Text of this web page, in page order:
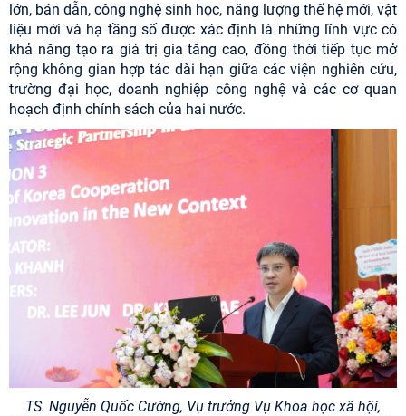
lớn, bán dẫn, công nghệ sinh học, năng lượng thế hệ mới, vật
liệu mới và hạ tầng số được xác định là những lĩnh vực có
khả năng tạo ra giá trị gia tăng cao, đồng thời tiếp tục mở
rộng không gian hợp tác dài hạn giữa các viện nghiên cứu,
trường đại học, doanh nghiệp công nghệ và các cơ quan
hoạch định chính sách của hai nước.
TS. Nguyễn Quốc Cường, Vụ trưởng Vụ Khoa học xã hội,